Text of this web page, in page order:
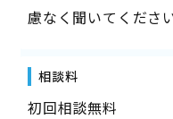
慮なく聞いてください
相談料
初回相談無料